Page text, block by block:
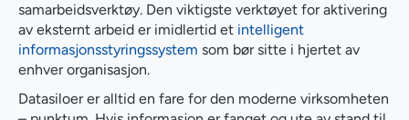
samarbeidsverktøy. Den viktigste verktøyet for aktivering
av eksternt arbeid er imidlertid et intelligent
informasjonsstyringssystem som bør sitte i hjertet av
enhver organisasjon.
Datasiloer er alltid en fare for den moderne virksomheten